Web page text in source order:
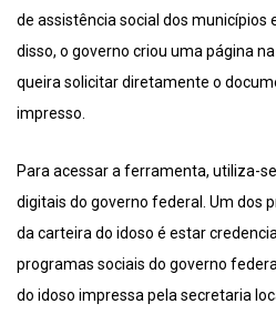
de assistência social dos municípios
disso, o governo criou uma página
queira solicitar diretamente o
impresso.
Para acessar a ferramenta, utiliza-
digitais do governo federal. Um dos
da carteira do idoso é estar
programas sociais do governo
do idoso impressa pela secretaria